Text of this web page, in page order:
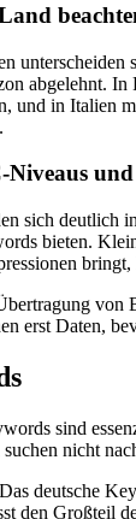
abgelehnt.
und in Italien
Niveaus
sich deutlich
bieten.
erst Daten,
sind
nicht
deutsche
den Großteil